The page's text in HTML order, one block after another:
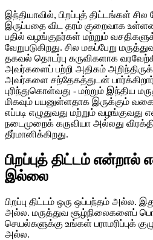
இந்தியாவில், பிறப்புத் திட்டங்கள்
இருப்பதை விட தரம் குறைவாக
பதில் வழங்குநர்கள் மற்றும்
வேறுபடுகிறது. சில மகப்பேறு
தகவல் தொடர்பு கருவிகளாக
அவர்களைப் பற்றி அதிகம்
அவர்களை சந்தேகத்துடன்
புரிந்துகொள்வது - மற்றும் இந்திய
மிகவும் பயனுள்ளதாக இருக்கும்
எப்படி எழுதுவது மற்றும்
நடைமுறைக் கருவியா அல்லது
தீர்மானிக்கிறது.
பிறப்புத் திட்டம்
இல்லை
பிறப்பு திட்டம் ஒரு ஒப்பந்தம் அல்ல.
அல்ல. மருத்துவ சூழ்நிலைகளைப்
செயல்களுக்கு உங்கள்
அல்ல.